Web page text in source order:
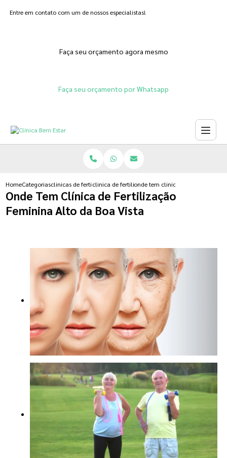
Entre em contato com um de nossos especialistas!
Faça seu orçamento agora mesmo
Faça seu orçamento por Whatsapp
HomeCategoriasclinicas de fertilizacoesclinica de fertilizacao in vitro humana
onde tem clinica de fertilizacao
Onde Tem Clínica de Fertilização
Feminina Alto da Boa Vista